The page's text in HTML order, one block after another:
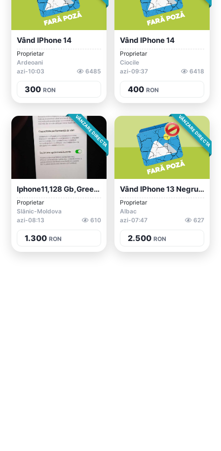
Vând IPhone 14
Proprietar
Ardeoani
azi-10:03
6485
300 RON
Vând IPhone 14
Proprietar
Ciocile
azi-09:37
6418
400 RON
VÂNZARE DIRECTA
Iphone11,128 Gb,green ,liber De Rețea!
Proprietar
Slănic-Moldova
azi-08:13
610
1.300 RON
VÂNZARE DIRECTA
Vând IPhone 13 Negru, Sănătate Baterie 9...
Proprietar
Albac
azi-07:47
627
2.500 RON